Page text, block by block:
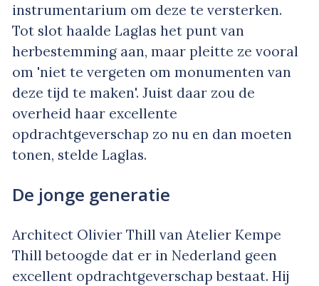
instrumentarium om deze te versterken.
Tot slot haalde Laglas het punt van
herbestemming aan, maar pleitte ze vooral
om 'niet te vergeten om monumenten van
deze tijd te maken'. Juist daar zou de
overheid haar excellente
opdrachtgeverschap zo nu en dan moeten
tonen, stelde Laglas.
De jonge generatie
Architect Olivier Thill van Atelier Kempe
Thill betoogde dat er in Nederland geen
excellent opdrachtgeverschap bestaat. Hij